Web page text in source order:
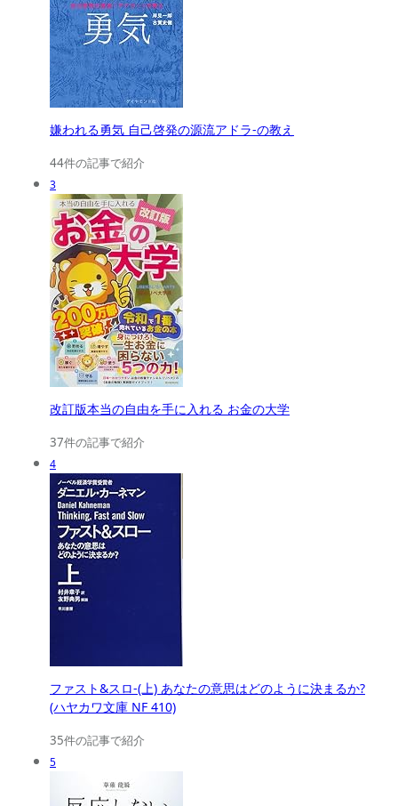
嫌われる勇気 自己啓発の源流アドラ-の教え
44件の記事で紹介
3
改訂版本当の自由を手に入れる お金の大学
37件の記事で紹介
4
ファスト&スロ-(上) あなたの意思はどのように決まるか?
(ハヤカワ文庫 NF 410)
35件の記事で紹介
5